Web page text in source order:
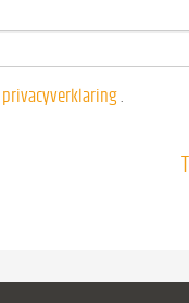
privacyverklaring